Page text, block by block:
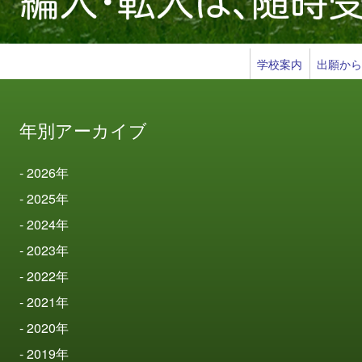
学校案内 出願か
年別アーカイブ
2026年
2025年
2024年
2023年
2022年
2021年
2020年
2019年